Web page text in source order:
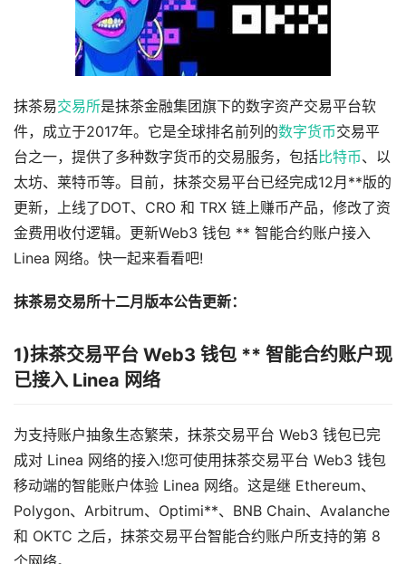
抹茶易交易所是抹茶金融集团旗下的数字资产交易平台软
件，成立于2017年。它是全球排名前列的数字货币交易平
台之一，提供了多种数字货币的交易服务，包括比特币、以
太坊、莱特币等。目前，抹茶交易平台已经完成12月**版的
更新，上线了DOT、CRO 和 TRX 链上赚币产品，修改了资
金费用收付逻辑。更新Web3 钱包 ** 智能合约账户接入
Linea 网络。快一起来看看吧!
抹茶易交易所十二月版本公告更新：
1)抹茶交易平台 Web3 钱包 ** 智能合约账户现
已接入 Linea 网络
为支持账户抽象生态繁荣，抹茶交易平台 Web3 钱包已完
成对 Linea 网络的接入!您可使用抹茶交易平台 Web3 钱包
移动端的智能账户体验 Linea 网络。这是继 Ethereum、
Polygon、Arbitrum、Optimi**、BNB Chain、Avalanche
和 OKTC 之后，抹茶交易平台智能合约账户所支持的第 8